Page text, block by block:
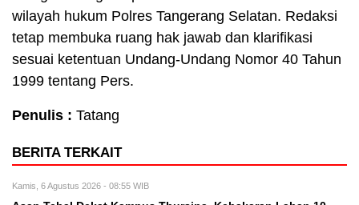
wilayah hukum Polres Tangerang Selatan. Redaksi
tetap membuka ruang hak jawab dan klarifikasi
sesuai ketentuan Undang-Undang Nomor 40 Tahun
1999 tentang Pers.
Penulis : Tatang
BERITA TERKAIT
Kamis, 6 Agustus 2026 - 08:55 WIB